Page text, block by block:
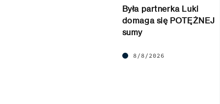
Była partnerka Luki
domaga się POTĘŻNEJ
sumy
8/8/2026